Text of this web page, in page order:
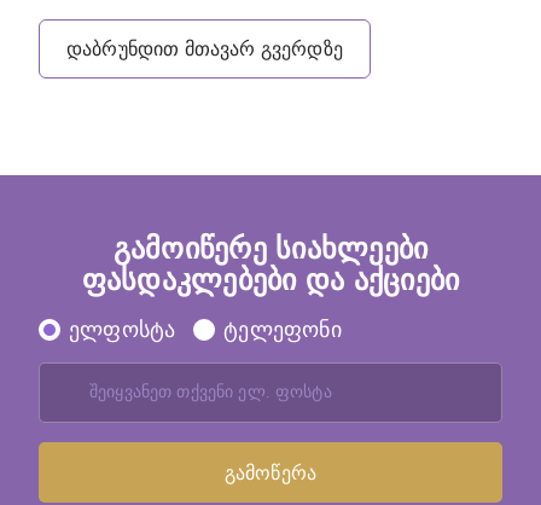
დაბრუნდით მთავარ გვერდზე
გამოიწერე სიახლეები
ფასდაკლებები და აქციები
ელფოსტა ტელეფონი